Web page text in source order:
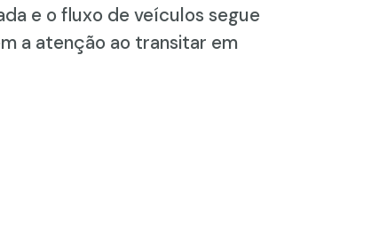
e o fluxo de veículos segue
a atenção ao transitar em